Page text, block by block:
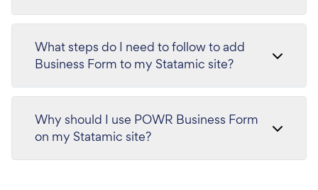
What steps do I need to follow to add
Business Form to my Statamic site?
Why should I use POWR Business Form
on my Statamic site?